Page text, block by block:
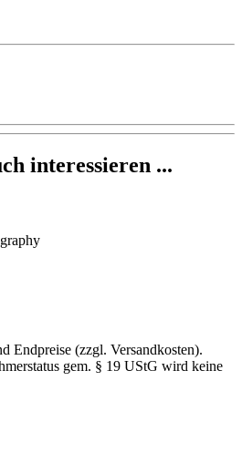
interessieren ...
Endpreise (zzgl. Versandkosten).
gem. § 19 UStG wird keine